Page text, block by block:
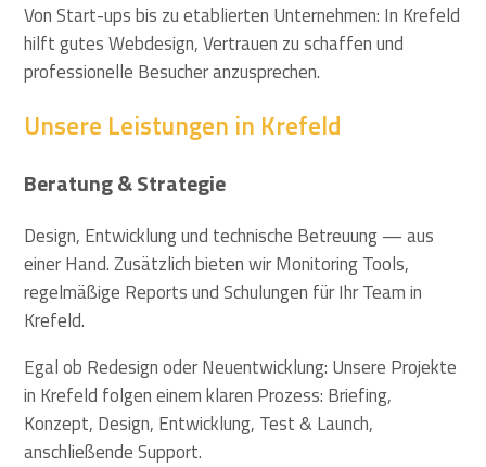
Von Start-ups bis zu etablierten Unternehmen: In Krefeld
hilft gutes Webdesign, Vertrauen zu schaffen und
professionelle Besucher anzusprechen.
Unsere Leistungen in Krefeld
Beratung & Strategie
Design, Entwicklung und technische Betreuung — aus
einer Hand. Zusätzlich bieten wir Monitoring Tools,
regelmäßige Reports und Schulungen für Ihr Team in
Krefeld.
Egal ob Redesign oder Neuentwicklung: Unsere Projekte
in Krefeld folgen einem klaren Prozess: Briefing,
Konzept, Design, Entwicklung, Test & Launch,
anschließende Support.